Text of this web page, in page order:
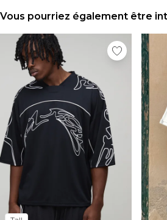
Vous pourriez également être